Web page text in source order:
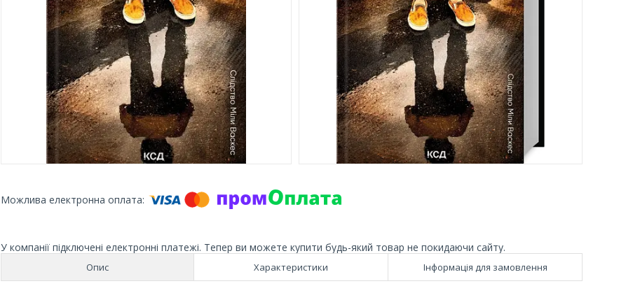
У компанії підключені електронні платежі. Тепер ви можете купити будь-який товар не покидаючи сайту.
Опис Характеристики Інформація для замовлення